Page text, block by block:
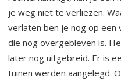
je weg niet te verliezen.
verlaten ben je nog op een
die nog overgebleven is.
later nog uitgebreid. Er is
tuinen werden aangelegd.